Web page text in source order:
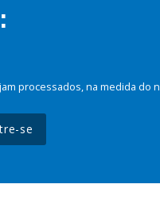
processados, na medida do
se